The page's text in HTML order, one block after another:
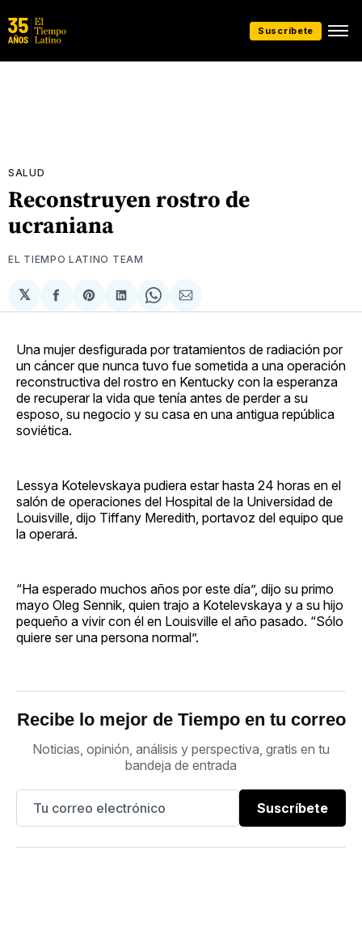
Suscríbete
SALUD
Reconstruyen rostro de
ucraniana
EL TIEMPO LATINO TEAM
𝕏
Compartir
en
Share
on
Compartir
en
Share
on
Compartir
via
Una mujer desfigurada por tratamientos de radiación por
un cáncer que nunca tuvo fue sometida a una operación
reconstructiva del rostro en Kentucky con la esperanza
de recuperar la vida que tenía antes de perder a su
esposo, su negocio y su casa en una antigua república
soviética.
Lessya Kotelevskaya pudiera estar hasta 24 horas en el
salón de operaciones del Hospital de la Universidad de
Louisville, dijo Tiffany Meredith, portavoz del equipo que
la operará.
“Ha esperado muchos años por este día”, dijo su primo
mayo Oleg Sennik, quien trajo a Kotelevskaya y a su hijo
pequeño a vivir con él en Louisville el año pasado. “Sólo
quiere ser una persona normal”.
Recibe lo mejor de Tiempo en tu correo
Noticias, opinión, análisis y perspectiva, gratis en tu
bandeja de entrada
Suscríbete